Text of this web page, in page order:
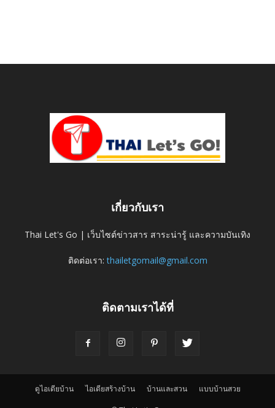
เกี่ยวกับเรา
Thai Let's Go | เว็บไซต์ข่าวสาร สาระน่ารู้ และความบันเทิง
ติดต่อเรา:thailetgomail@gmail.com
ติดตามเราได้ที่
ดูไอเดียบ้าน ไอเดียสร้างบ้าน บ้านและสวน แบบบ้านสวย